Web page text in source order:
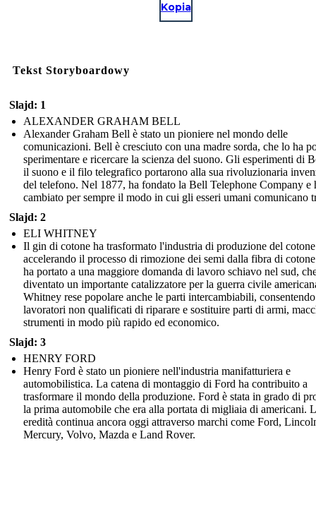
Kopia
Tekst Storyboardowy
Slajd: 1
ALEXANDER GRAHAM BELL
Alexander Graham Bell è stato un pioniere nel mondo delle
comunicazioni. Bell è cresciuto con una madre sorda, che lo ha
sperimentare e ricercare la scienza del suono. Gli esperimenti di
il suono e il filo telegrafico portarono alla sua rivoluzionaria
del telefono. Nel 1877, ha fondato la Bell Telephone Company e
cambiato per sempre il modo in cui gli esseri umani comunicano
Slajd: 2
ELI WHITNEY
Il gin di cotone ha trasformato l'industria di produzione del cotone
accelerando il processo di rimozione dei semi dalla fibra di
ha portato a una maggiore domanda di lavoro schiavo nel sud,
diventato un importante catalizzatore per la guerra civile
Whitney rese popolare anche le parti intercambiabili,
lavoratori non qualificati di riparare e sostituire parti di armi,
strumenti in modo più rapido ed economico.
Slajd: 3
HENRY FORD
Henry Ford è stato un pioniere nell'industria manifatturiera e
automobilistica. La catena di montaggio di Ford ha contribuito a
trasformare il mondo della produzione. Ford è stata in grado di
la prima automobile che era alla portata di migliaia di americani.
eredità continua ancora oggi attraverso marchi come Ford,
Mercury, Volvo, Mazda e Land Rover.